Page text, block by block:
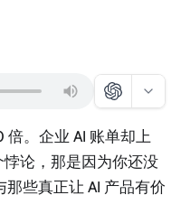
倍。企业 AI 账单却上
论，那是因为你还没
那些真正让 AI 产品有价